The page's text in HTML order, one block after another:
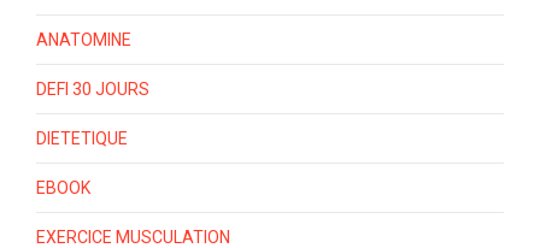
ANATOMINE
DEFI 30 JOURS
DIETETIQUE
EBOOK
EXERCICE MUSCULATION